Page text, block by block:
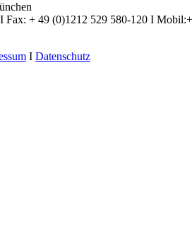
Fax: + 49 (0)1212 529 580-120 I
I Datenschutz